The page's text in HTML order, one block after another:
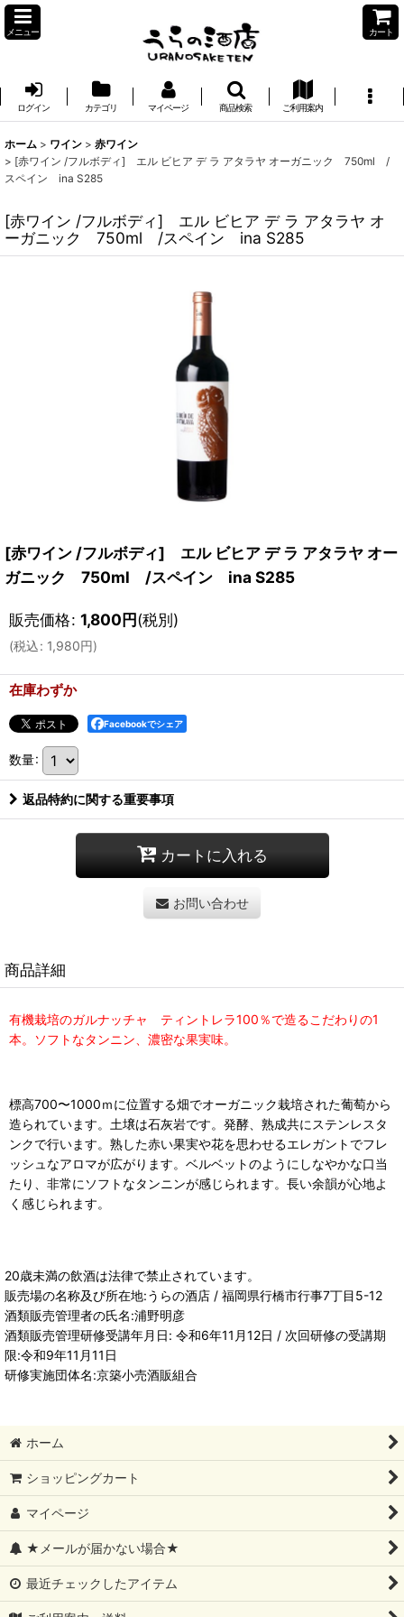
メニュー カート
ログイン カテゴリ マイページ 商品検索 ご利用案内
ホーム > ワイン > 赤ワイン
> [赤ワイン /フルボディ] エル ビヒア デ ラ アタラヤ オーガニック 750ml /
スペイン ina S285
[赤ワイン /フルボディ] エル ビヒア デ ラ アタラヤ オ
ーガニック 750ml /スペイン ina S285
[赤ワイン /フルボディ] エル ビヒア デ ラ アタラヤ オー
ガニック 750ml /スペイン ina S285
販売価格: 1,800円(税別)
(税込: 1,980円)
在庫わずか
Facebookでシェア
数量:
返品特約に関する重要事項
カートに入れる
お問い合わせ
商品詳細
有機栽培のガルナッチャ ティントレラ100％で造るこだわりの1
本。ソフトなタンニン、濃密な果実味。
標高700〜1000ｍに位置する畑でオーガニック栽培された葡萄から
造られています。土壌は石灰岩です。発酵、熟成共にステンレスタ
ンクで行います。熟した赤い果実や花を思わせるエレガントでフレ
ッシュなアロマが広がります。ベルベットのようにしなやかな口当
たり、非常にソフトなタンニンが感じられます。長い余韻が心地よ
く感じられます。
20歳未満の飲酒は法律で禁止されています。
販売場の名称及び所在地:うらの酒店 / 福岡県行橋市行事7丁目5-12
酒類販売管理者の氏名:浦野明彦
酒類販売管理研修受講年月日: 令和6年11月12日 / 次回研修の受講期
限:令和9年11月11日
研修実施団体名:京築小売酒販組合
ホーム
ショッピングカート
マイページ
★メールが届かない場合★
最近チェックしたアイテム